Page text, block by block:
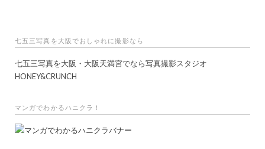
七五三写真を大阪でおしゃれに撮影なら
七五三写真を大阪・大阪天満宮でなら写真撮影スタジオ
HONEY&CRUNCH
マンガでわかるハニクラ！